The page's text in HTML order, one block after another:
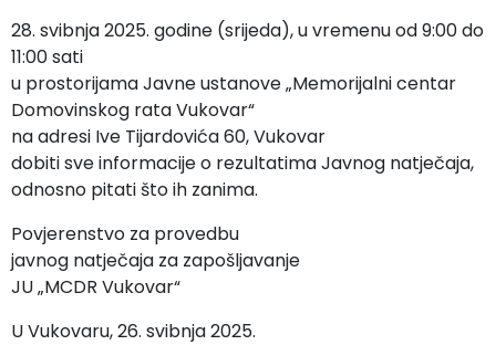
28. svibnja 2025. godine (srijeda), u vremenu od 9:00 do
11:00 sati
u prostorijama Javne ustanove „Memorijalni centar
Domovinskog rata Vukovar“
na adresi Ive Tijardovića 60, Vukovar
dobiti sve informacije o rezultatima Javnog natječaja,
odnosno pitati što ih zanima.
Povjerenstvo za provedbu
javnog natječaja za zapošljavanje
JU „MCDR Vukovar“
U Vukovaru, 26. svibnja 2025.